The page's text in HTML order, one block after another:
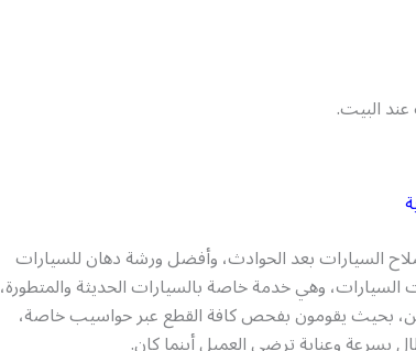
البيت.
السيارات بعد الحوادث، وأفضل ورشة دهان للسيارات
السيارات، وهي خدمة خاصة بالسيارات الحديثة والمتطورة،
بحيث يقومون بفحص كافة القطع عبر حواسيب خاصة،